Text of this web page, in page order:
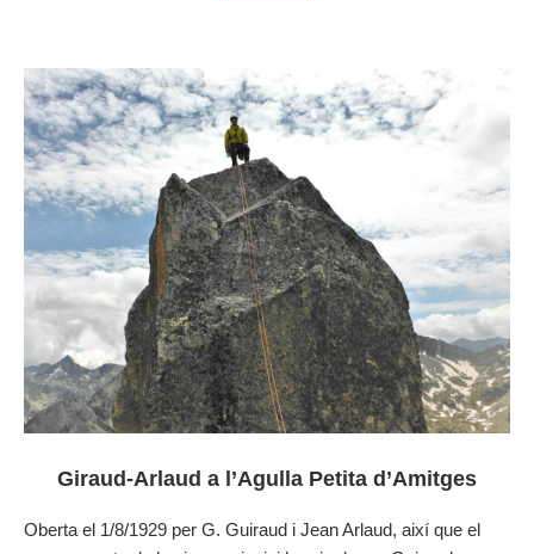
Giraud-Arlaud a l’Agulla Petita d’Amitges
Oberta el 1/8/1929 per G. Guiraud i Jean Arlaud, així que el